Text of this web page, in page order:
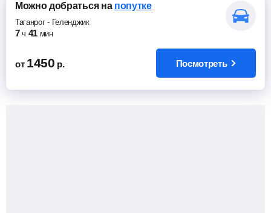
Можно добратьсяна попутке
Таганрог- Геленджик
7 ч 41 мин
от 1450 р. Посмотреть